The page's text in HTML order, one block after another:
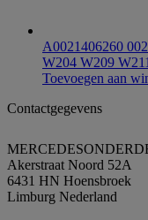
A0021406260
W204 W209
Toevoegen aan
Contactgegevens
Akerstraat Noord 52A
6431 HN Hoensbroek
Limburg Nederland